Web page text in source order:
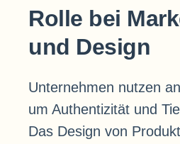
Rolle bei
und Design
Unternehmen nutzen
um Authentizität und
Das Design von